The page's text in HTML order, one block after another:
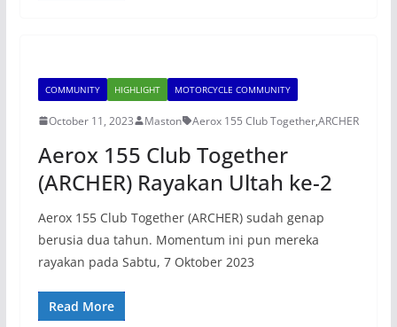
COMMUNITY HIGHLIGHT MOTORCYCLE COMMUNITY
October 11, 2023 Maston Aerox 155 Club Together,ARCHER
Aerox 155 Club Together
(ARCHER) Rayakan Ultah ke-2
Aerox 155 Club Together (ARCHER) sudah genap
berusia dua tahun. Momentum ini pun mereka
rayakan pada Sabtu, 7 Oktober 2023
Read More